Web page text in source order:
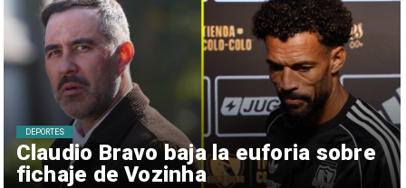
Claudio Bravo baja la euforia sobre
fichaje de Vozinha
DEPORTES